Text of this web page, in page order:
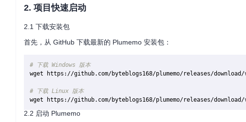
2. 项目快速启动
2.1 下载安装包
首先，从 GitHub 下载最新的 Plumemo 安装包：
# 下载 Windows 版本
wget https://github.com/byteblogs168/plumemo/releases/
# 下载 Linux 版本
2.2 启动 Plumemo